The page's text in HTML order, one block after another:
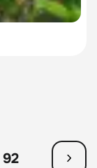
92